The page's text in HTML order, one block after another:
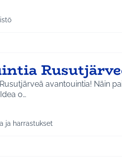
mukaan: Hyrylä
teeman mukaan: Ympäristö
avantouintia! Näin
saavutettavissa. Idea o…
mukaan: Hyrylä
teeman mukaan: Liikunta ja
ja harrastukset